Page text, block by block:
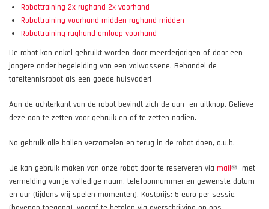
Robottraining 2x rughand 2x voorhand
Robottraining voorhand midden rughand midden
Robottraining rughand omloop voorhand
De robot kan enkel gebruikt worden door meerderjarigen of door een
jongere onder begeleiding van een volwassene. Behandel de
tafeltennisrobot als een goede huisvader!
Aan de achterkant van de robot bevindt zich de aan- en uitknop. Gelieve
deze aan te zetten voor gebruik en af te zetten nadien.
Na gebruik alle ballen verzamelen en terug in de robot doen, a.u.b.
Je kan gebruik maken van onze robot door te reserveren via mail
met
vermelding van je volledige naam, telefoonnummer en gewenste datum
en uur (tijdens vrij spelen momenten). Kostprijs: 5 euro per sessie